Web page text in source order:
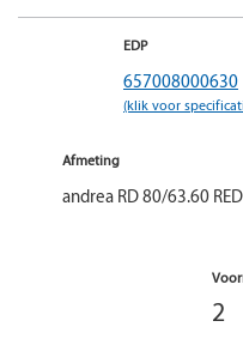
EDP
657008000630
(klik voor
Afmeting
andrea RD 80/63.60
2